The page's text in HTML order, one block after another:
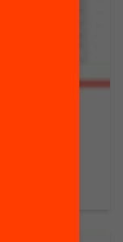
de les